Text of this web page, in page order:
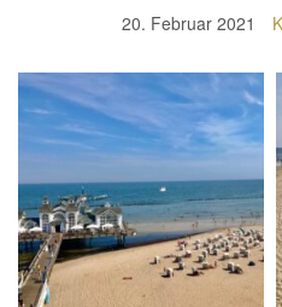
20. Februar 2021